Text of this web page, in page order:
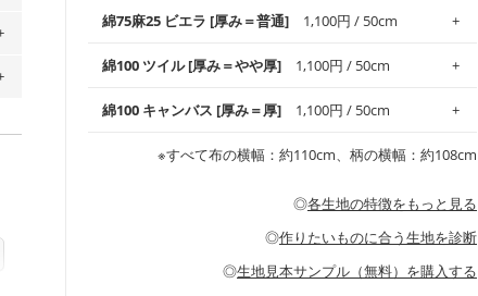
縫いやすいため、布小物全般にお使いいただけます。
※レッスンバッグ、上履き袋などの通園通学グッズには
などの布小物
・布団カバーなどの寝具、カーテン
・スカート、甚平などの子ども服
柔らかくふんわりとした肌触りが特徴です。ベビー用品
やハンカチなど直接肌に触れるアイテムに最適です。高
シーズンで活躍してくれます。
・スタイ、おくるみなどのベビーグッズ
・ブラウス、チュニック、ワンピースなどの洋服
・パジャマなどの寝具
上質で薄手の平織りの生地です。軽やかさとなめらかな
手触りの良さが魅力。透け感があるので、涼しげなトッ
・ブラウス、シャツ、チュニックなどのトップス
綿75麻25 ビエラ [厚み＝普通] 1,100円 / 50cm
コットン75％リネン25％の当店のビエラ生地は、オック
ス生地よりもふんわりとした柔らかい質感と適度な落ち
綿100 ツイル [厚み＝やや厚] 1,100円 / 50cm
綾織りの生地です。しっかりとした張りと厚みがありな
がらも柔らかいのが特徴です。生地の厚みは中厚手で
・レッスンバッグ、上履き袋などの通園通学グッズ
・カーテン、エプロン、テーブルクロスなどの暮らしの
綿100 キャンバス [厚み＝厚] 1,100円 / 50cm
夫で高い耐久性があります。トートバッグ・ポーチ・ペ
ンケースなどの布小物、インテリア用品に向いていま
※すべて布の横幅：約110cm、柄の横幅：約108cm
◎各生地の特徴をもっと見る
◎作りたいものに合う生地を診断
◎生地見本サンプル（無料）を購入する